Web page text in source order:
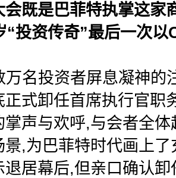
会既是巴菲特执掌这家
“投资传奇”最后一次
万名投资者屏息凝神的
正式卸任首席执行官职
掌声与欢呼,与会者全
景,为巴菲特时代画上
退居幕后,但亲口确认